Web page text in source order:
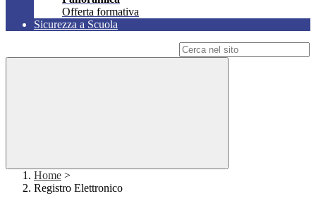
Offerta formativa
Sicurezza a Scuola
Home >
Registro Elettronico